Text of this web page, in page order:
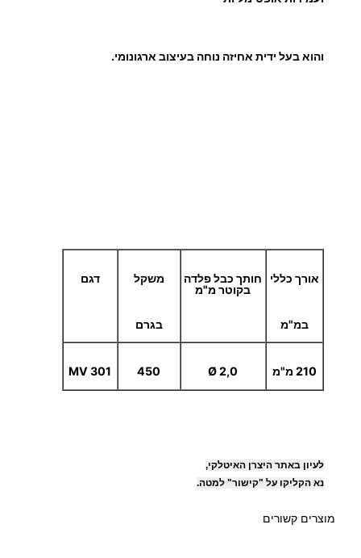
והוא בעל ידית אחיזה נוחה בעיצוב ארגונומי.
אורך כללי
במ"מ
חותך כבל פלדה
בקוטר מ"מ
משקל
בגרם
דגם
210 מ"מ 2,0 Ø
450
MV 301
לעיון באתר היצרן האיטלקי,
נא הקליקו על "קישור" למטה.
מוצרים קשורים